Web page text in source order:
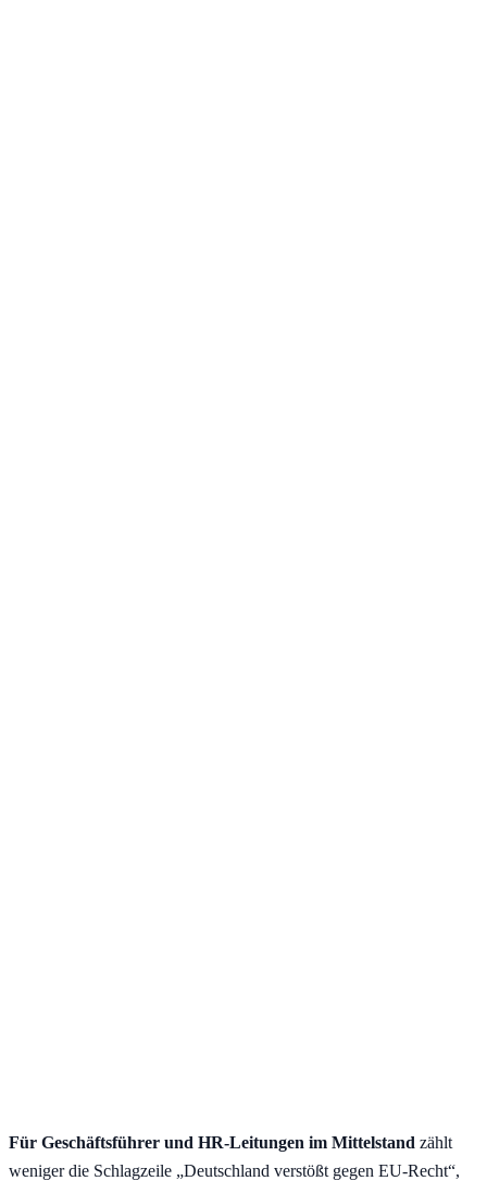
Für Geschäftsführer und HR-Leitungen im Mittelstand zählt
weniger die Schlagzeile „Deutschland verstößt gegen EU-Recht“,